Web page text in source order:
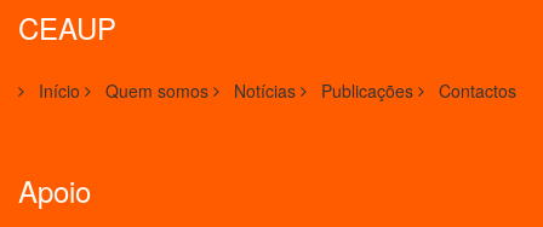
CEAUP
Início Quem somos Notícias Publicações Contactos
Apoio